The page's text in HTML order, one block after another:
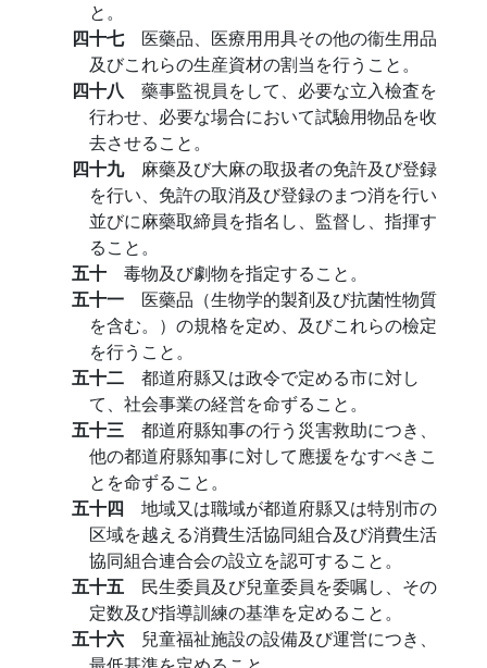
と。
四十七 医藥品、医療用用具その他の衞生用品
及びこれらの生産資材の割当を行うこと。
四十八 藥事監視員をして、必要な立入檢査を
行わせ、必要な場合において試驗用物品を收
去させること。
四十九 麻藥及び大麻の取扱者の免許及び登録
を行い、免許の取消及び登録のまつ消を行い
並びに麻藥取締員を指名し、監督し、指揮す
ること。
五十 毒物及び劇物を指定すること。
五十一 医藥品（生物学的製剤及び抗菌性物質
を含む。）の規格を定め、及びこれらの檢定
を行うこと。
五十二 都道府縣又は政令で定める市に対し
て、社会事業の経営を命ずること。
五十三 都道府縣知事の行う災害救助につき、
他の都道府縣知事に対して應援をなすべきこ
とを命ずること。
五十四 地域又は職域が都道府縣又は特別市の
区域を越える消費生活協同組合及び消費生活
協同組合連合会の設立を認可すること。
五十五 民生委員及び兒童委員を委嘱し、その
定数及び指導訓練の基準を定めること。
五十六 兒童福祉施設の設備及び運営につき、